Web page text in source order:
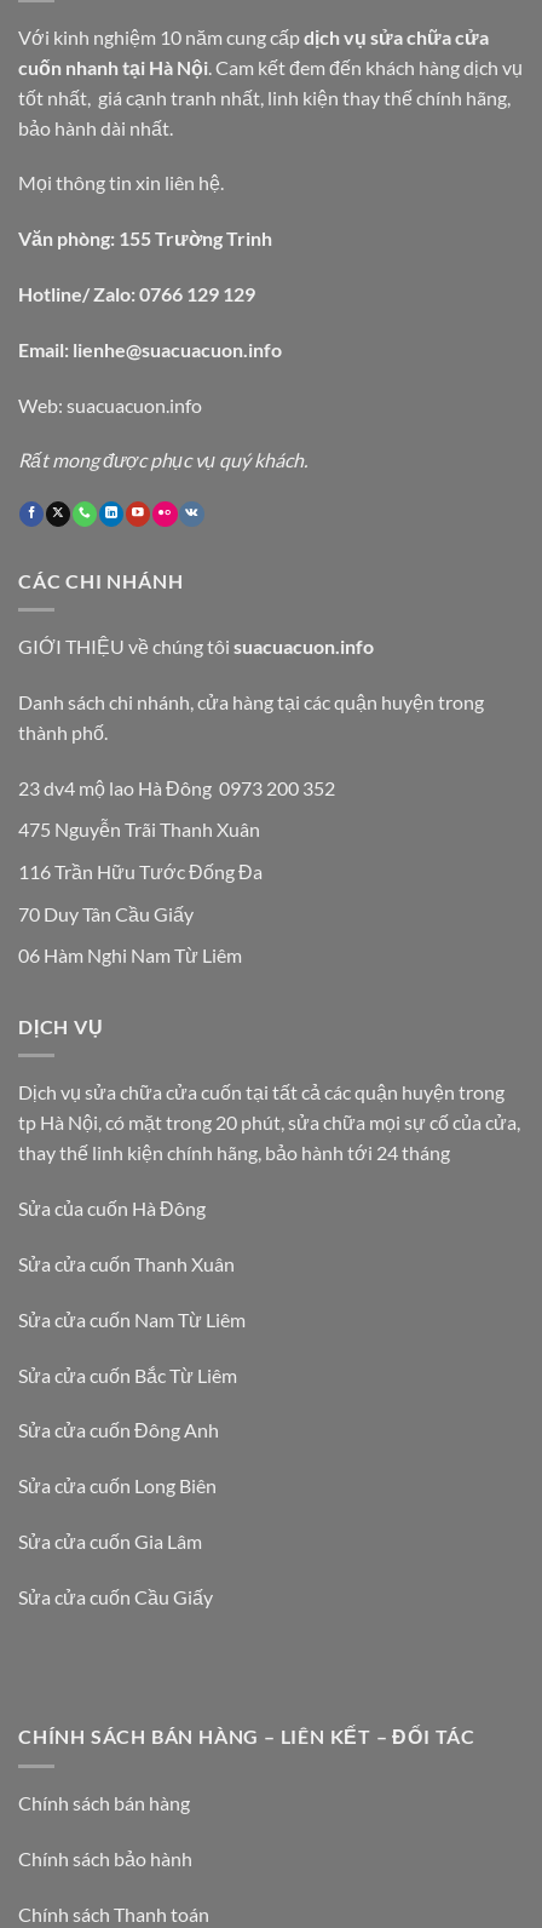
Với kinh nghiệm 10 năm cung cấpdịch vụ sửa chữa cửa
cuốn nhanh tại Hà Nội . Cam kết đem đến khách hàng dịch vụ
tốt nhất, giá cạnh tranh nhất, linh kiện thay thế chính hãng,
bảo hành dài nhất.
Mọi thông tin xin liên hệ.
Văn phòng: 155 Trường Trinh
Hotline/ Zalo: 0766 129 129
Email: lienhe@suacuacuon.info
Web: suacuacuon.info
Rất mong được phục vụ quý khách.
CÁC CHI NHÁNH
GIỚI THIỆU về chúng tôi suacuacuon.info
Danh sách chi nhánh, cửa hàng tại các quận huyện trong
thành phố.
23 dv4 mộ lao Hà Đông 0973 200 352
475 Nguyễn Trãi Thanh Xuân
116 Trần Hữu Tước Đống Đa
70 Duy Tân Cầu Giấy
06 Hàm Nghi Nam Từ Liêm
DỊCH VỤ
Dịch vụ sửa chữa cửa cuốn tại tất cả các quận huyện trong
tp Hà Nội, có mặt trong 20 phút, sửa chữa mọi sự cố của cửa,
thay thế linh kiện chính hãng, bảo hành tới 24 tháng
Sửa của cuốn Hà Đông
Sửa cửa cuốn Thanh Xuân
Sửa cửa cuốn Nam Từ Liêm
Sửa cửa cuốn Bắc Từ Liêm
Sửa cửa cuốn Đông Anh
Sửa cửa cuốn Long Biên
Sửa cửa cuốn Gia Lâm
Sửa cửa cuốn Cầu Giấy
CHÍNH SÁCH BÁN HÀNG – LIÊN KẾT – ĐỐI TÁC
Chính sách bán hàng
Chính sách bảo hành
Chính sách Thanh toán